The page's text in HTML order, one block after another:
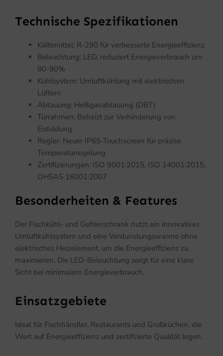
Technische Spezifikationen
Kältemittel: R-290 für verbesserte Energieeffizienz
Beleuchtung: LED, reduziert Energieverbrauch um
80-90%
Kühlsystem: Umluftkühlung mit elektrischen
Lüftern
Abtauung: Heißgasabtauung (DBT)
Türrahmen: Beheizt zur Verhinderung von
Eisbildung
Regler: Neuer IP65-Touchscreen für präzise
Temperaturregelung
Zertifizierungen: ISO 9001:2015, ISO 14001:2015,
OHSAS 18001:2007
Besonderheiten & Features
Der Fischkühl- und Gefrierschrank nutzt ein innovatives
Umluftkühlsystem und eine Verdunstungswanne ohne
elektrisches Heizelement, um die Energieeffizienz zu
maximieren. Die LED-Beleuchtung sorgt für eine klare
Sicht bei minimalem Energieverbrauch.
Einsatzgebiete
Ideal für Fischhändler, Restaurants und Großküchen, die
Wert auf Energieeffizienz und zertifizierte Qualität legen.